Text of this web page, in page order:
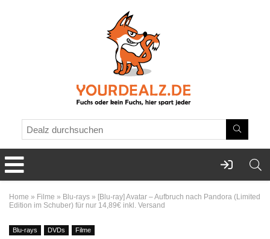
Home » Filme » Blu-rays » [Blu-ray] Avatar – Aufbruch nach Pandora (Limited
Edition im Schuber) für nur 14,89€ inkl. Versand
Blu-rays DVDs Filme